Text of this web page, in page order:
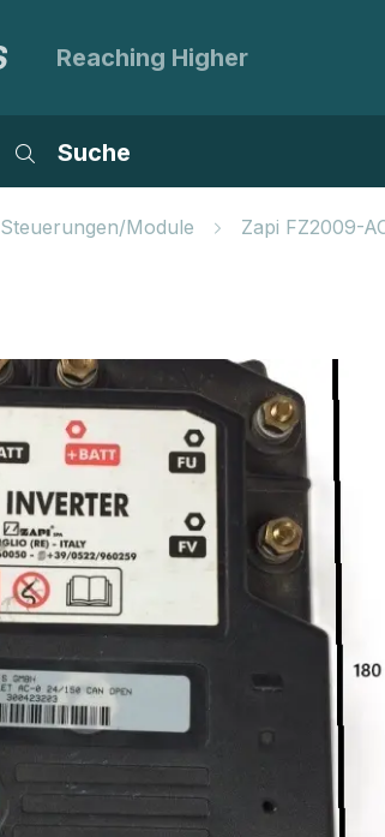
Reaching Higher
Suche
Steuerungen/Module Zapi FZ2009-